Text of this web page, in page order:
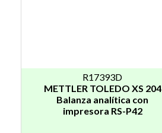
R17393D
METTLER TOLEDO XS 204
Balanza analítica con
impresora RS-P42